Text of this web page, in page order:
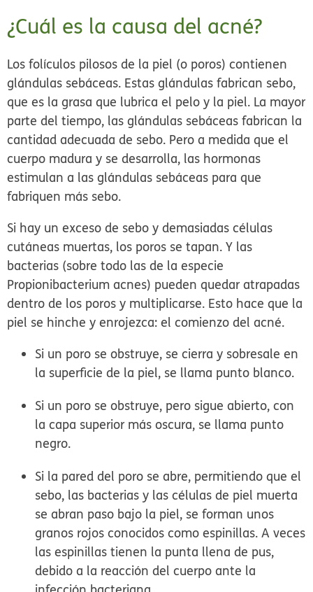
¿Cuál es la causa del acné?
Los folículos pilosos de la piel (o poros) contienen
glándulas sebáceas. Estas glándulas fabrican sebo,
que es la grasa que lubrica el pelo y la piel. La mayor
parte del tiempo, las glándulas sebáceas fabrican la
cantidad adecuada de sebo. Pero a medida que el
cuerpo madura y se desarrolla, las hormonas
estimulan a las glándulas sebáceas para que
fabriquen más sebo.
Si hay un exceso de sebo y demasiadas células
cutáneas muertas, los poros se tapan. Y las
bacterias (sobre todo las de la especie
Propionibacterium acnes) pueden quedar atrapadas
dentro de los poros y multiplicarse. Esto hace que la
piel se hinche y enrojezca: el comienzo del acné.
Si un poro se obstruye, se cierra y sobresale en
la superficie de la piel, se llama punto blanco.
Si un poro se obstruye, pero sigue abierto, con
la capa superior más oscura, se llama punto
negro.
Si la pared del poro se abre, permitiendo que el
sebo, las bacterias y las células de piel muerta
se abran paso bajo la piel, se forman unos
granos rojos conocidos comoespinillas. A veces
las espinillas tienen la punta llena de pus,
debido a la reacción del cuerpo ante la